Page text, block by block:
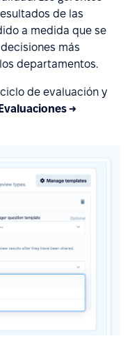
de las
a medida que se
más
departamentos.
de evaluación y
→